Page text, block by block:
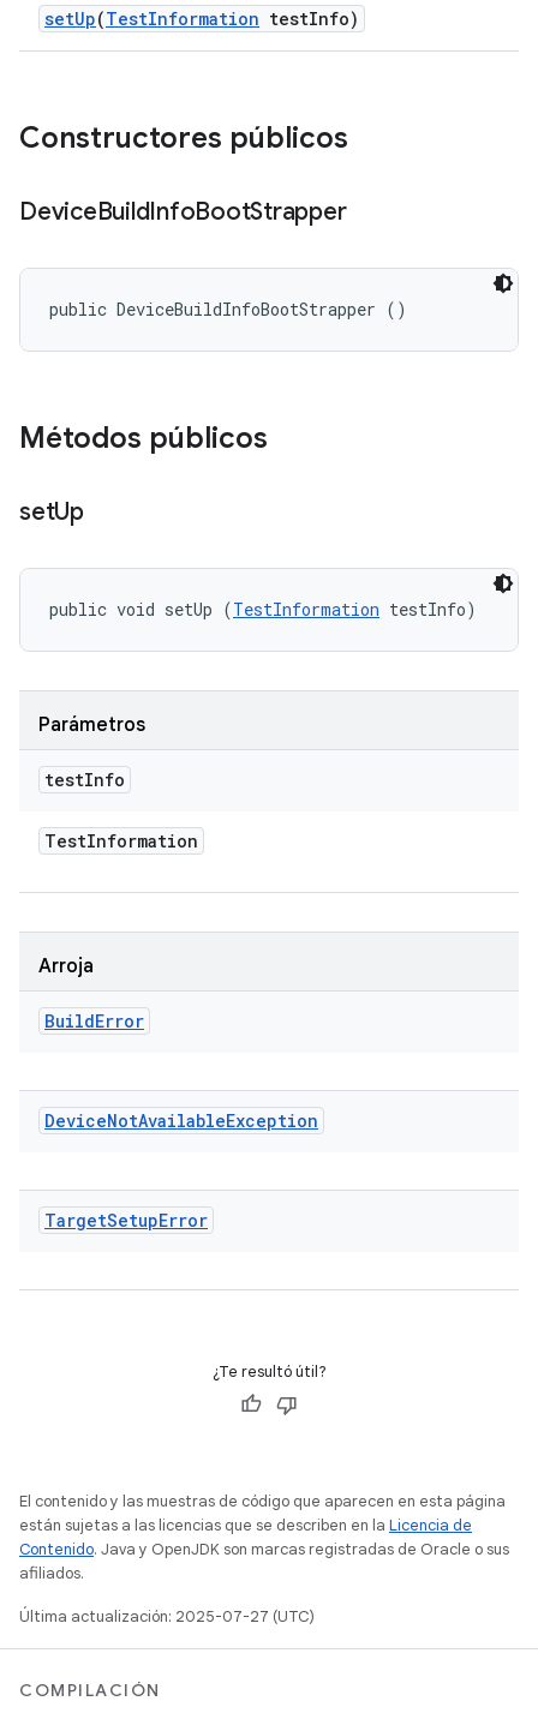
setUp(TestInformation testInfo)
Constructores públicos
DeviceBuildInfoBootStrapper
public DeviceBuildInfoBootStrapper ()
Métodos públicos
setUp
public void setUp (TestInformation testInfo)
Parámetros
testInfo
TestInformation
Arroja
BuildError
DeviceNotAvailableException
TargetSetupError
¿Te resultó útil?
El contenido y las muestras de código que aparecen en esta página
están sujetas a las licencias que se describen en la Licencia de
Contenido. Java y OpenJDK son marcas registradas de Oracle o sus
afiliados.
Última actualización: 2025-07-27 (UTC)
COMPILACIÓN